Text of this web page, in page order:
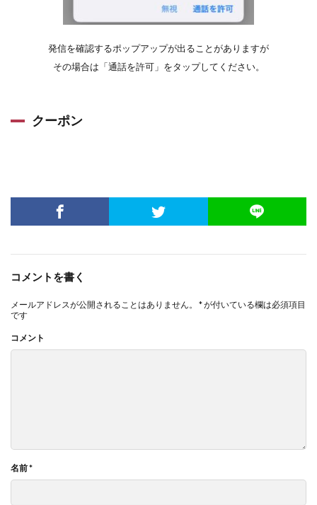
発信を確認するポップアップが出ることがありますが
その場合は「通話を許可」をタップしてください。
クーポン
コメントを書く
メールアドレスが公開されることはありません。 *が付いている欄は必須項目
です
コメント
名前*